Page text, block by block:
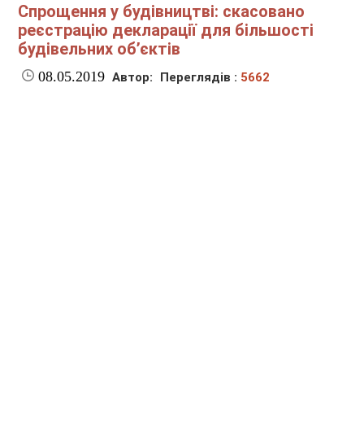
Спрощення у будівництві: скасовано
реєстрацію декларації для більшості
будівельних об’єктів
08.05.2019 Автор: Переглядів : 5662